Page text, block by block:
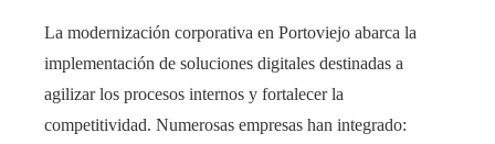
La modernización corporativa en Portoviejo abarca la
implementación de soluciones digitales destinadas a
agilizar los procesos internos y fortalecer la
competitividad. Numerosas empresas han integrado: